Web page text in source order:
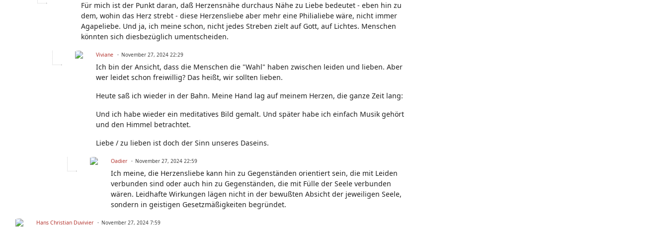
Für mich ist der Punkt daran, daß Herzensnähe durchaus Nähe zu Liebe bedeutet - eben hin zu
dem, wohin das Herz strebt - diese Herzensliebe aber mehr eine Philialiebe wäre, nicht immer
Agapeliebe. Und ja, ich meine schon, nicht jedes Streben zielt auf Gott, auf Lichtes. Menschen
könnten sich diesbezüglich umentscheiden.
Viviane November 27, 2024 22:29
Ich bin der Ansicht, dass die Menschen die "Wahl" haben zwischen leiden und lieben. Aber
wer leidet schon freiwillig? Das heißt, wir sollten lieben.
Heute saß ich wieder in der Bahn. Meine Hand lag auf meinem Herzen, die ganze Zeit lang:
Und ich habe wieder ein meditatives Bild gemalt. Und später habe ich einfach Musik gehört
und den Himmel betrachtet.
Liebe / zu lieben ist doch der Sinn unseres Daseins.
Oadier November 27, 2024 22:59
Ich meine, die Herzensliebe kann hin zu Gegenständen orientiert sein, die mit Leiden
verbunden sind oder auch hin zu Gegenständen, die mit Fülle der Seele verbunden
wären. Leidhafte Wirkungen lägen nicht in der bewußten Absicht der jeweiligen Seele,
sondern in geistigen Gesetzmäßigkeiten begründet.
Hans Christian Duvivier November 27, 2024 7:59